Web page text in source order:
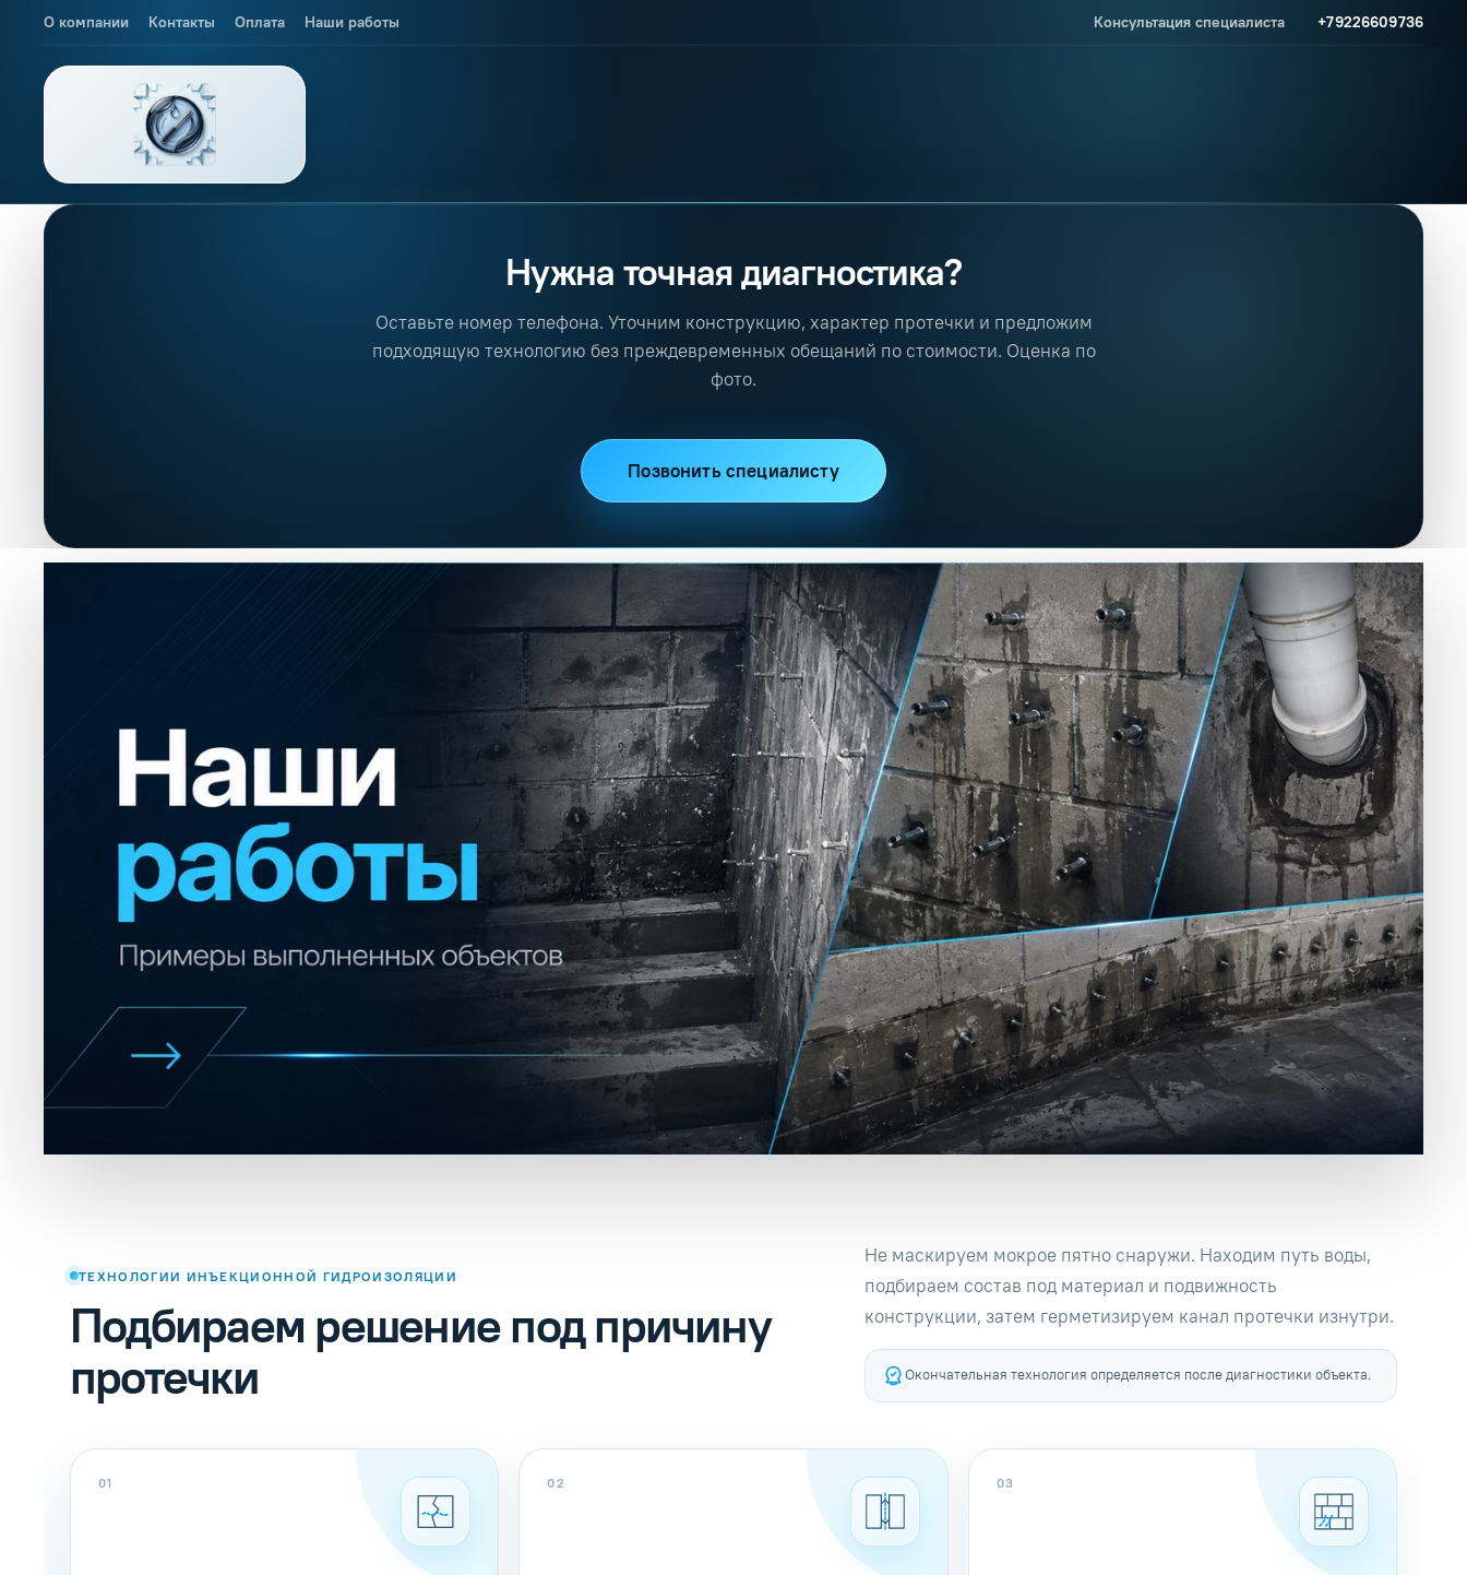
О компании Контакты Оплата Наши работы Консультация специалиста +79226609736
Инъекционная гидроизоляция бетона, швов, фундаментов и вводов
Нужна точная диагностика?
Оставьте номер телефона. Уточним конструкцию, характер протечки и предложим
подходящую технологию без преждевременных обещаний по стоимости. Оценка по
фото.
Позвонить специалисту
ТЕХНОЛОГИИ ИНЪЕКЦИОННОЙ ГИДРОИЗОЛЯЦИИ
Подбираем решение под причину
протечки
Не маскируем мокрое пятно снаружи. Находим путь воды,
подбираем состав под материал и подвижность
конструкции, затем герметизируем канал протечки изнутри.
Окончательная технология определяется после диагностики объекта.
01 02 03